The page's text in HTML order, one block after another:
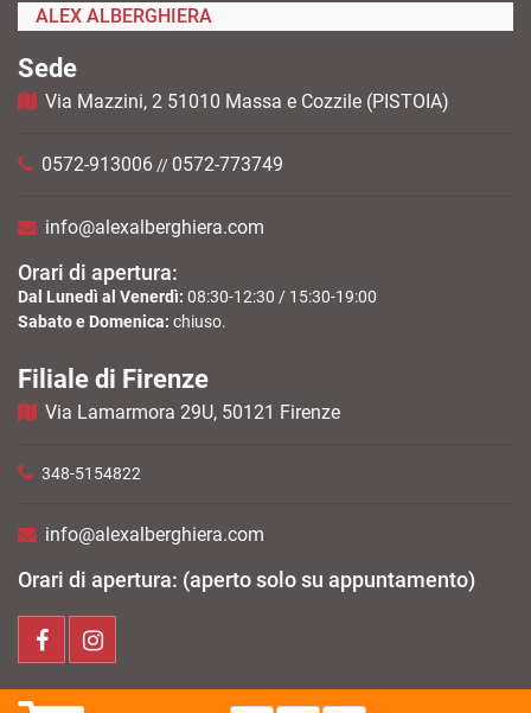
ALEX ALBERGHIERA
Sede
Via Mazzini, 2 51010 Massa e Cozzile (PISTOIA)
0572-913006 // 0572-773749
info@alexalberghiera.com
Orari di apertura:
Dal Lunedì al Venerdì: 08:30-12:30 / 15:30-19:00
Sabato e Domenica: chiuso.
Filiale di Firenze
Via Lamarmora 29U, 50121 Firenze
348-5154822
info@alexalberghiera.com
Orari di apertura: (aperto solo su appuntamento)